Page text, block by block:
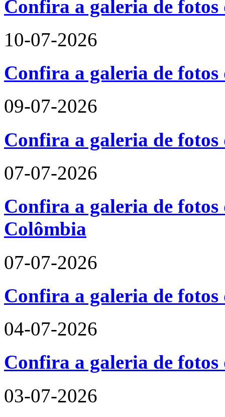
Confira a galeria de
10-07-2026
Confira a galeria de fotos
09-07-2026
Confira a galeria de
07-07-2026
Confira a galeria de fotos
Colômbia
07-07-2026
Confira a galeria de
04-07-2026
Confira a galeria de
03-07-2026